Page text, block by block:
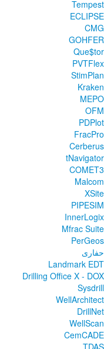
Tempest
ECLIPSE
CMG
GOHFER
Que$tor
PVTFlex
StimPlan
Kraken
MEPO
OFM
PDPlot
FracPro
Cerberus
tNavigator
COMET3
Malcom
XSite
PIPESIM
InnerLogix
Mfrac Suite
PerGeos
حفاری
Landmark EDT
Drilling Office X - DOX
Sysdrill
WellArchitect
DrillNet
WellScan
CemCADE
TDAS